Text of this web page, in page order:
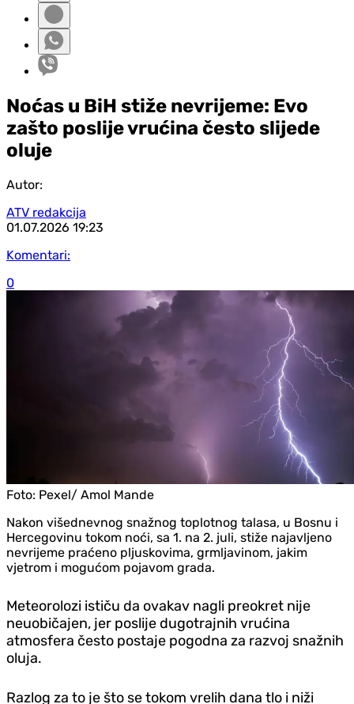
Noćas u BiH stiže nevrijeme: Evo
zašto poslije vrućina često slijede
oluje
Autor:
ATV redakcija
01.07.2026 19:23
Komentari:
0
Foto: Pexel/ Amol Mande
Nakon višednevnog snažnog toplotnog talasa, u Bosnu i
Hercegovinu tokom noći, sa 1. na 2. juli, stiže najavljeno
nevrijeme praćeno pljuskovima, grmljavinom, jakim
vjetrom i mogućom pojavom grada.
Meteorolozi ističu da ovakav nagli preokret nije
neuobičajen, jer poslije dugotrajnih vrućina
atmosfera često postaje pogodna za razvoj snažnih
oluja.
Razlog za to je što se tokom vrelih dana tlo i niži